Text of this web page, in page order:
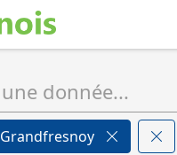
Grandfresnoy